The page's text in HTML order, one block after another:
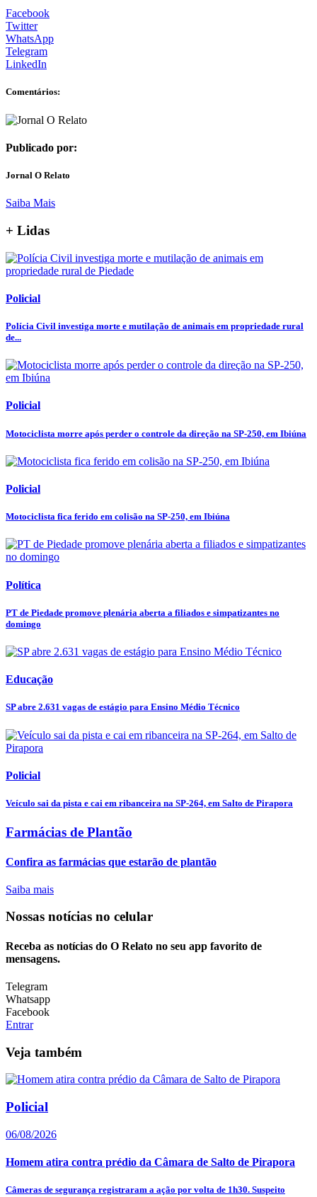
Facebook
Twitter
WhatsApp
Telegram
LinkedIn
Comentários:
Publicado por:
Jornal O Relato
Saiba Mais
+ Lidas
Policial
Polícia Civil investiga morte e mutilação de animais em propriedade rural
de...
Policial
Motociclista morre após perder o controle da direção na SP-250, em Ibiúna
Policial
Motociclista fica ferido em colisão na SP-250, em Ibiúna
Política
PT de Piedade promove plenária aberta a filiados e simpatizantes no
domingo
Educação
SP abre 2.631 vagas de estágio para Ensino Médio Técnico
Policial
Veículo sai da pista e cai em ribanceira na SP-264, em Salto de Pirapora
Farmácias de Plantão
Confira as farmácias que estarão de plantão
Saiba mais
Nossas notícias no celular
Receba as notícias do O Relato no seu app favorito de
mensagens.
Telegram
Whatsapp
Facebook
Entrar
Veja também
Policial
06/08/2026
Homem atira contra prédio da Câmara de Salto de Pirapora
Câmeras de segurança registraram a ação por volta de 1h30. Suspeito